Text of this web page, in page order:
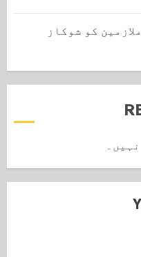
ولیکا اسپتال ایڈز کیس: 37 ملازمین کو شوکاز